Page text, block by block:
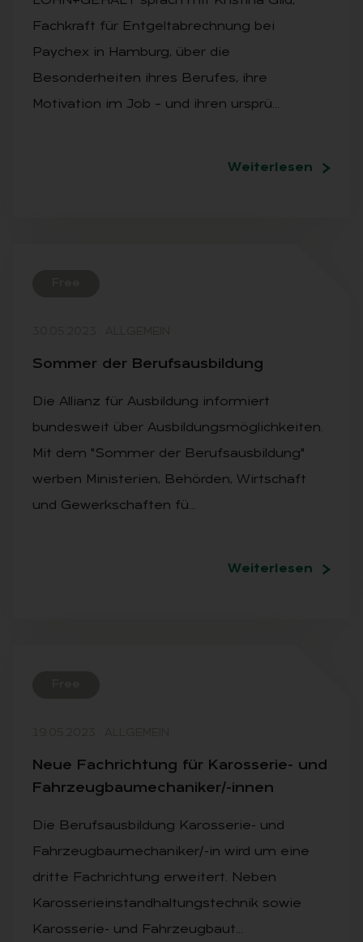
Fachkraft für Entgeltabrechnung bei
Paychex in Hamburg, über die
Besonderheiten ihres Berufes, ihre
Motivation im Job – und ihren ursprü…
Weiterlesen
Som­mer der Be­rufs­aus­bil­dung
Die Allianz für Ausbildung informiert
bundesweit über Ausbildungsmöglichkeiten.
Mit dem "Sommer der Berufsausbildung"
werben Ministerien, Behörden, Wirtschaft
und Gewerkschaften fü…
Weiterlesen
Neue Fach­rich­tung für Ka­ros­se­rie- und
Fahr­zeug­bau­me­cha­ni­ker/-in­nen
Die Berufsausbildung Karosserie- und
Fahrzeugbaumechaniker/-in wird um eine
dritte Fachrichtung erweitert. Neben
Karosserieinstandhaltungstechnik sowie
Karosserie- und Fahrzeugbaut…